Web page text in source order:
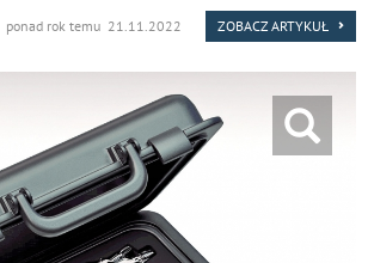
ponad rok temu 21.11.2022 ZOBACZ ARTYKUŁ